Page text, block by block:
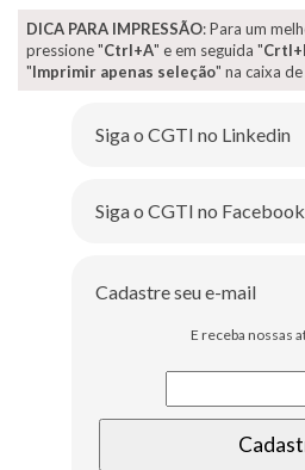
DICA PARA IMPRESSÃO: Para um
pressione "Ctrl+A" e em seguida "
"Imprimir apenas seleção" na caixa
Siga o CGTI no Linkedin
Siga o CGTI no Facebook
Cadastre seu e-mail
E receba nossas